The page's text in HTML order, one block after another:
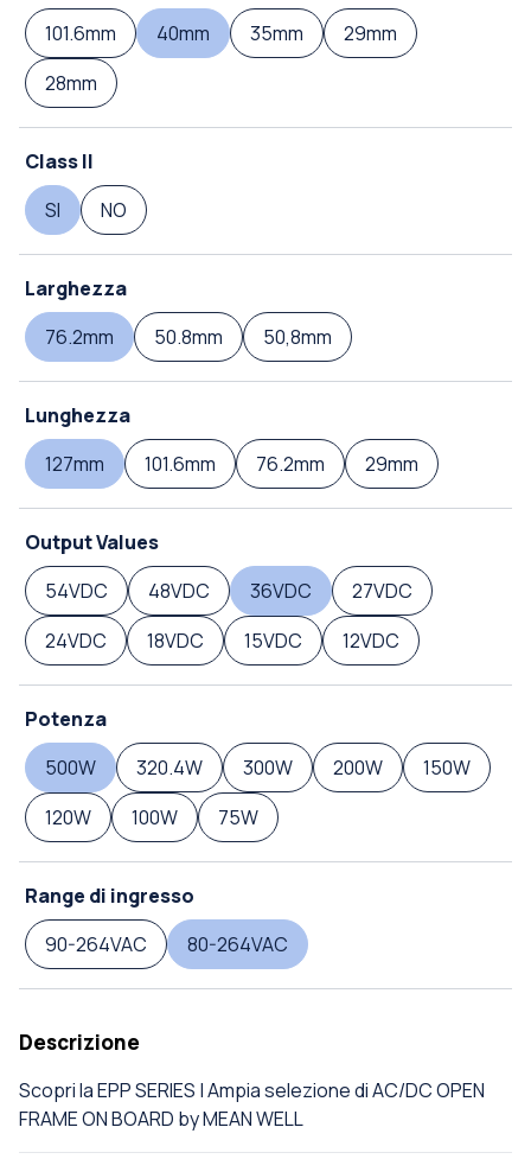
101.6mm
40mm 35mm
29mm
28mm
Class II
SI
NO
Larghezza
76.2mm
50.8mm 50,8mm
Lunghezza
127mm
101.6mm 76.2mm 29mm
Output Values
54VDC
48VDC 36VDC
27VDC
24VDC
18VDC 15VDC 12VDC
Potenza
500W
320.4W 300W 200W
150W
120W
100W 75W
Range di ingresso
90-264VAC
80-264VAC
Descrizione
Scopri la EPP SERIES | Ampia selezione di AC/DC OPEN
FRAME ON BOARD by MEAN WELL